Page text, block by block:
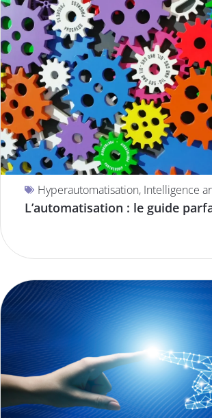
Hyperautomatisation, Intelligence
L’automatisation : le guide